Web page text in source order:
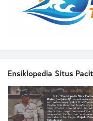
Ensiklopedia Situs